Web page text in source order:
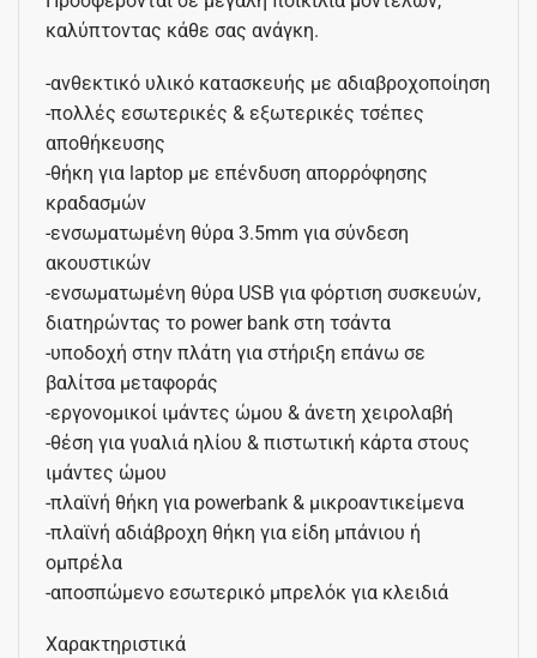
καλύπτοντας κάθε σας ανάγκη.
-ανθεκτικό υλικό κατασκευής με αδιαβροχοποίηση
-πολλές εσωτερικές & εξωτερικές τσέπες
αποθήκευσης
-θήκη για laptop με επένδυση απορρόφησης
κραδασμών
-ενσωματωμένη θύρα 3.5mm για σύνδεση
ακουστικών
-ενσωματωμένη θύρα USB για φόρτιση συσκευών,
διατηρώντας το power bank στη τσάντα
-υποδοχή στην πλάτη για στήριξη επάνω σε
βαλίτσα μεταφοράς
-εργονομικοί ιμάντες ώμου & άνετη χειρολαβή
-θέση για γυαλιά ηλίου & πιστωτική κάρτα στους
ιμάντες ώμου
-πλαϊνή θήκη για powerbank & μικροαντικείμενα
-πλαϊνή αδιάβροχη θήκη για είδη μπάνιου ή
ομπρέλα
-αποσπώμενο εσωτερικό μπρελόκ για κλειδιά
Χαρακτηριστικά